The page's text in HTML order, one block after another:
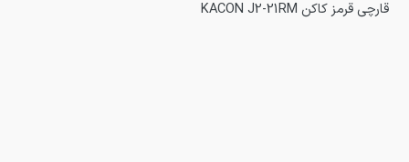
قارچی قرمز کاکن KACON J2-21RM